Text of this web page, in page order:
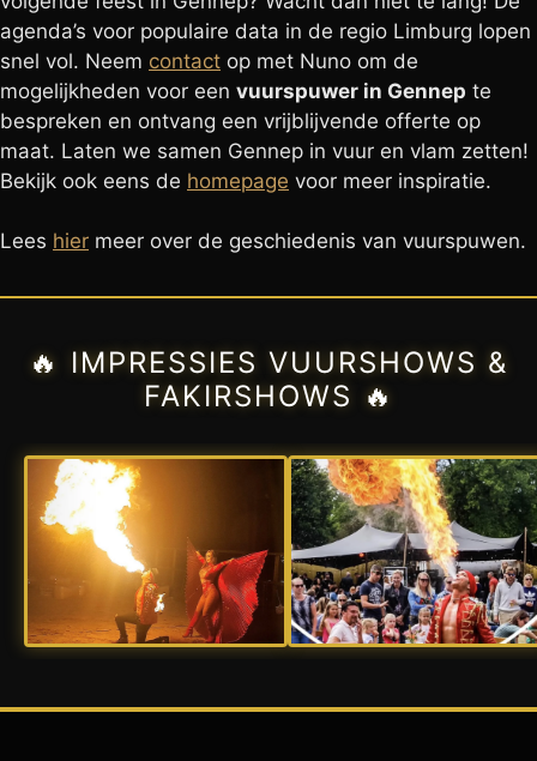
agenda’s voor populaire data in de regio Limburg lopen
snel vol. Neem contact op met Nuno om de
mogelijkheden voor een vuurspuwer in Gennep te
bespreken en ontvang een vrijblijvende offerte op
maat. Laten we samen Gennep in vuur en vlam zetten!
Bekijk ook eens de homepage voor meer inspiratie.
Lees hier meer over de geschiedenis van vuurspuwen.
🔥 IMPRESSIES VUURSHOWS &
FAKIRSHOWS 🔥